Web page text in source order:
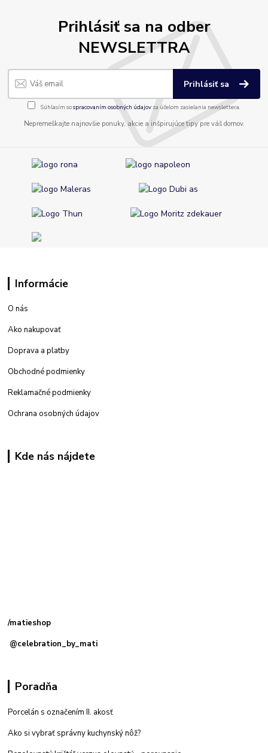
Prihlásiť sa na odber
NEWSLETTRA
Prihlásiť sa
Súhlasím sospracovaním osobných údajov za účelom zasielania newslettera.
Nepremeškajte najnovšie ponuky, akcie a inšpirujúce tipy pre váš domov.
Informácie
O nás
Ako nakupovať
Doprava a platby
Obchodné podmienky
Reklamačné podmienky
Ochrana osobných údajov
Kde nás nájdete
/matieshop
@celebration_by_mati
Poradňa
Porcelán s označením II. akosť
Ako si vybrať správny kuchynský nôž?